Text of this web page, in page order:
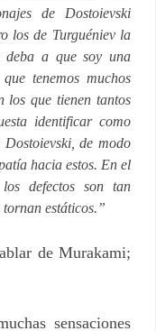
de Dostoievski
los de Turguéniev la
deba a que soy una
tenemos muchos
los que tienen tantos
identificar como
Dostoievski, de modo
hacia estos. En el
defectos son tan
tornan estáticos.”
de Murakami;
sensaciones